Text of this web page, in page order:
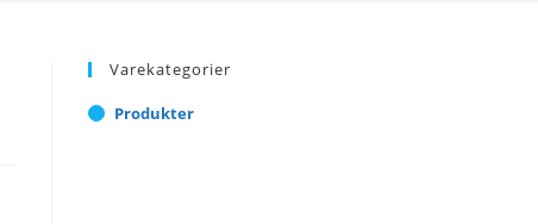
Varekategorier
Produkter